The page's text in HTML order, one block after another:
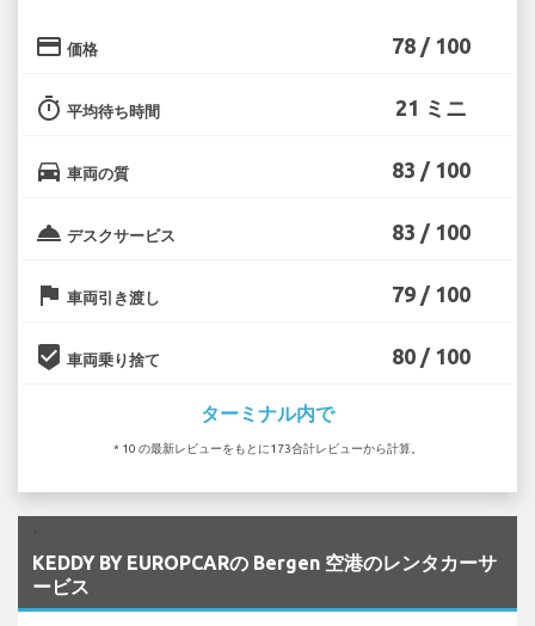
credit_card 価格 78 / 100
timer 平均待ち時間 21 ミニ
directions_car 車両の質 83 / 100
room_service デスクサービス 83 / 100
flag 車両引き渡し 79 / 100
beenhere 車両乗り捨て 80 / 100
ターミナル内で
* 10 の最新レビューをもとに173合計レビューから計算。
KEDDY BY EUROPCARの Bergen 空港のレンタカーサ
ービス